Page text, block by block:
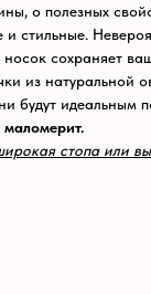
о полезных
стильные.
сохраняет
из натуральной
будут идеальным
стопа или